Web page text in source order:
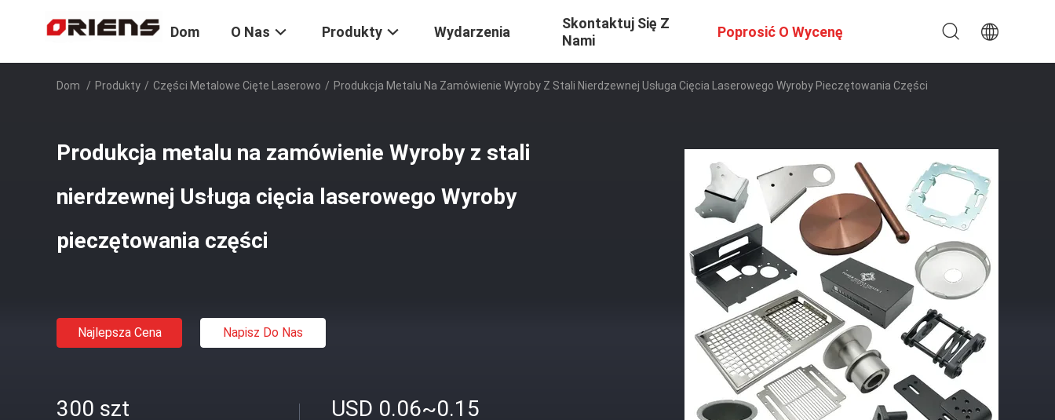
Dom O Nas Produkty Wydarzenia
Skontaktuj Się Z
Nami
Poprosić O Wycenę
Dom / Produkty / Części Metalowe Cięte Laserowo / Produkcja Metalu Na Zamówienie Wyroby Z Stali Nierdzewnej Usługa Cięcia Laserowego Wyroby Pieczętowania Części
Produkcja metalu na zamówienie Wyroby z stali
nierdzewnej Usługa cięcia laserowego Wyroby
pieczętowania części
Najlepsza Cena Napisz Do Nas
300 szt
USD 0.06~0.15